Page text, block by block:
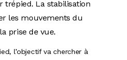
trépied. La stabilisation
les mouvements du
prise de vue.
l’objectif va chercher à